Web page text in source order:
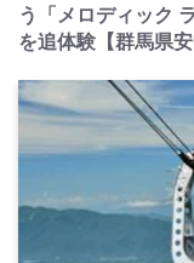
う「メロディック
を追体験【群馬県